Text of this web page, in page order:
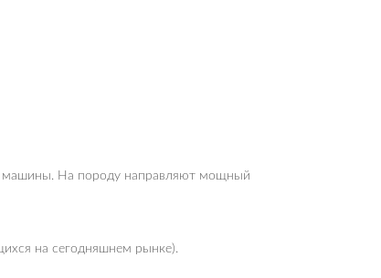
машины. На породу направляют мощный
на сегодняшнем рынке).